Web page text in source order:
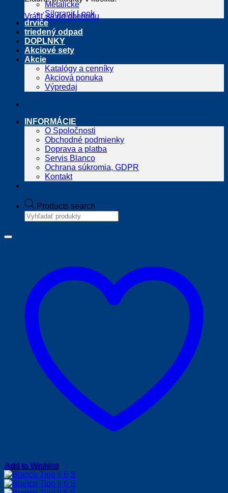
Vrátiť sa do obchodu
Metalické
Silgranit Look
drviče
triedený odpad
DOPLNKY
Akciové sety
Akcie
Katalógy a cenníky
Akciová ponuka
Výpredaj
INFORMÁCIE
O Spoločnosti
Obchodné podmienky
Doprava a platba
Servis Blanco
Ochrana súkromia, GDPR
Kontakt
Products search
Add to Wishlist